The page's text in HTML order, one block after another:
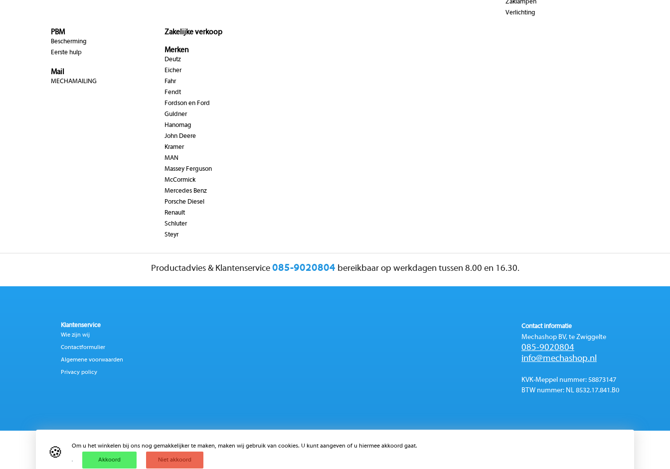
Zaklampen
Verlichting
PBM
Bescherming
Eerste hulp
Mail
MECHAMAILING
Zakelijke verkoop
Merken
Deutz
Eicher
Fahr
Fendt
Fordson en Ford
Guldner
Hanomag
John Deere
Kramer
MAN
Massey Ferguson
McCormick
Mercedes Benz
Porsche Diesel
Renault
Schluter
Steyr
Productadvies & Klantenservice 085-9020804 bereikbaar op werkdagen tussen 8.00 en 16.30.
Klantenservice
Wie zijn wij
Contactformulier
Algemene voorwaarden
Privacy policy
Contact informatie
Mechashop BV, te Zwiggelte
085-9020804
info@mechashop.nl
KVK-Meppel nummer: 58873147
BTW nummer: NL 8532.17.841.B0
🍪 Om u het winkelen bij ons nog gemakkelijker te maken, maken wij gebruik van cookies. U kunt aangeven of u hiermee akkoord gaat.
Akkoord Niet akkoord